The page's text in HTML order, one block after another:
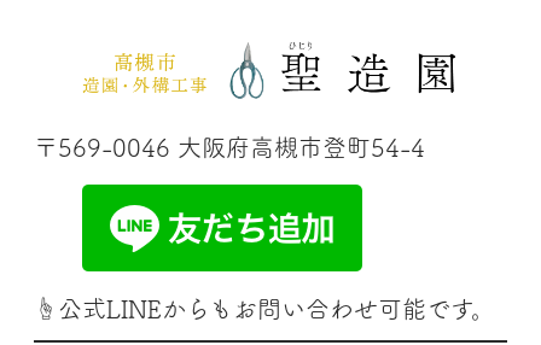
〒569-0046 大阪府高槻市登町54-4
☝公式LINEからもお問い合わせ可能です。